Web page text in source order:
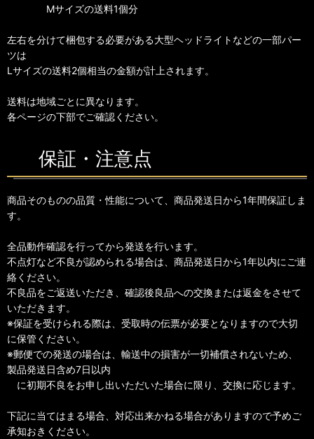
Mサイズの送料1個分
左右を分けて梱包する必要がある大型ヘッドライトなどの一部パー
ツは
Lサイズの送料2個相当の金額が計上されます。
送料は地域ごとに異なります。
各ページの下部でご確認ください。
保証・注意点
商品そのものの品質・性能について、商品発送日から1年間保証しま
す。
全品動作確認を行ってから発送を行います。
不点灯など不良が認められる場合は、商品発送日から1年以内にご連
絡ください。
不良品をご返送いただき、確認後良品への交換または返金をさせて
いただきます。
※保証を受けられる際は、受取時の伝票が必要となりますので大切
に保管ください。
※郵便での発送の場合は、輸送中の損害が一切補償されないため、
製品発送日含め7日以内
に初期不良をお申し出いただいた場合に限り、交換に応じます。
下記に当てはまる場合、対応出来かねる場合がありますので予めご
承知おきください。